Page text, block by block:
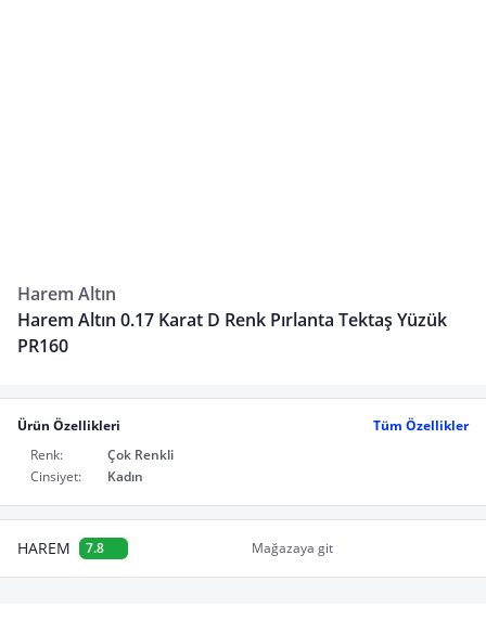
Harem Altın
Harem Altın 0.17 Karat D Renk Pırlanta Tektaş Yüzük
PR160
Ürün Özellikleri
Tüm Özellikler
Renk:
Çok Renkli
Cinsiyet:
Kadın
HAREM 7.8 Mağazaya git